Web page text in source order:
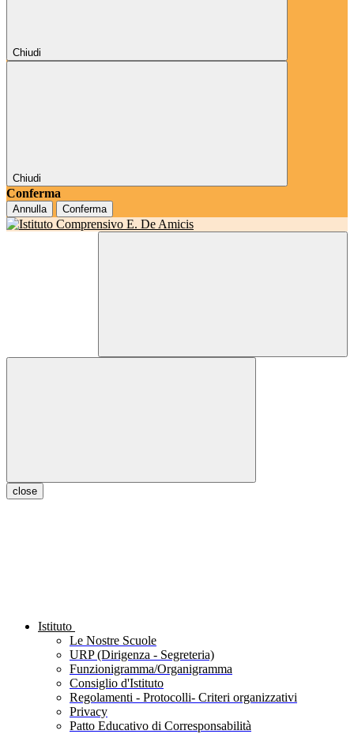
Chiudi
Chiudi
Conferma
Annulla Conferma
close
Istituto
Le Nostre Scuole
URP (Dirigenza - Segreteria)
Funzionigramma/Organigramma
Consiglio d'Istituto
Regolamenti - Protocolli- Criteri organizzativi
Privacy
Patto Educativo di Corresponsabilità